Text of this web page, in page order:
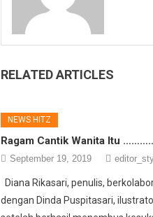
RELATED ARTICLES
NEWS HITZ
Ragam Cantik Wanita Itu
September 19, 2019
Diana Rikasari, penulis,
dengan Dinda Puspitasari,